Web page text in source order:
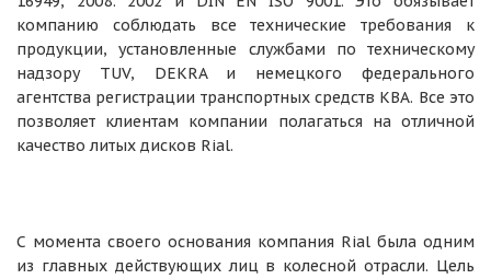
компанию соблюдать все технические требования к
продукции, установленные службами по техническому
надзору TUV, DEKRA и немецкого федерального
агентства регистрации транспортных средств KBA. Все это
позволяет клиентам компании полагаться на отличной
качество литых дисков Rial.
С момента своего основания компания Rial была одним
из главных действующих лиц в колесной отрасли. Цель